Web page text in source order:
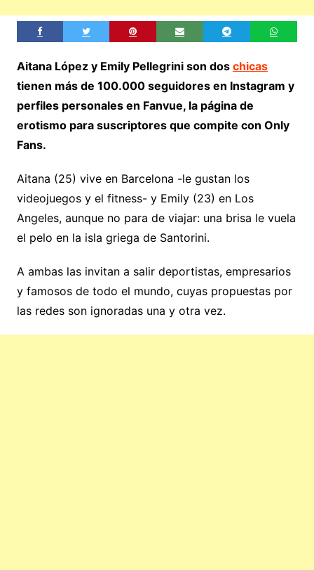
Aitana López y Emily Pellegrini son dos chicas
tienen más de 100.000 seguidores en Instagram y
perfiles personales en Fanvue, la página de
erotismo para suscriptores que compite con Only
Fans.
Aitana (25) vive en Barcelona -le gustan los
videojuegos y el fitness- y Emily (23) en Los
Angeles, aunque no para de viajar: una brisa le vuela
el pelo en la isla griega de Santorini.
A ambas las invitan a salir deportistas, empresarios
y famosos de todo el mundo, cuyas propuestas por
las redes son ignoradas una y otra vez.